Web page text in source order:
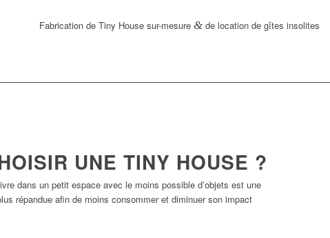
Fabrication de Tiny House sur-mesure &de location de gîtes insolites
UNE TINY HOUSE ?
dans un petit espace avec le moins possible d’objets est une
répandue afin de moins consommer et diminuer son impact